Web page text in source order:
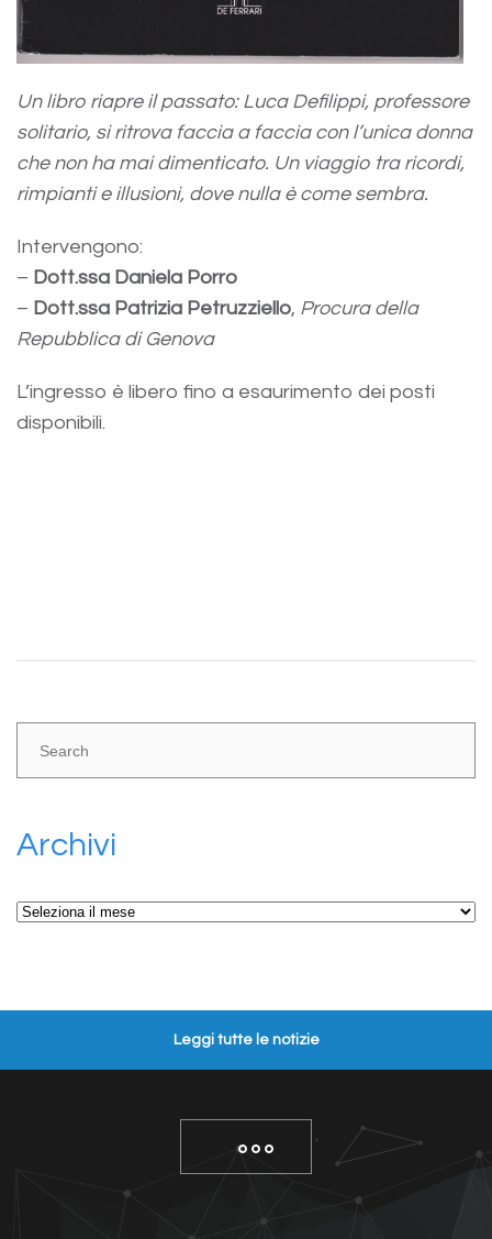
Un libro riapre il passato: Luca Defilippi, professore
solitario, si ritrova faccia a faccia con l’unica donna
che non ha mai dimenticato. Un viaggio tra ricordi,
rimpianti e illusioni, dove nulla è come sembra.
Intervengono:
– Dott.ssa Daniela Porro
– Dott.ssa Patrizia Petruzziello, Procura della
Repubblica di Genova
L’ingresso è libero fino a esaurimento dei posti
disponibili.
Archivi
Archivi
Leggi tutte le notizie